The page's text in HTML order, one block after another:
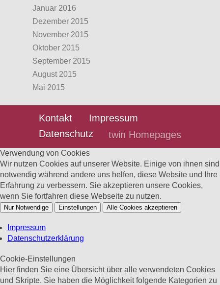
Januar 2016
Dezember 2015
November 2015
Oktober 2015
September 2015
August 2015
Mai 2015
Kontakt
Impressum
Datenschutz
twin Homepages
Verwendung von Cookies
Wir nutzen Cookies auf unserer Website. Einige von ihnen sind
notwendig während andere uns helfen, diese Website und Ihre
Erfahrung zu verbessern. Sie akzeptieren unsere Cookies,
wenn Sie fortfahren diese Webseite zu nutzen.
Nur Notwendige Einstellungen Alle Cookies akzeptieren
Impressum
Datenschutzerklärung
Cookie-Einstellungen
Hier finden Sie eine Übersicht über alle verwendeten Cookies
und Skripte. Sie haben die Möglichkeit folgende Kategorien zu